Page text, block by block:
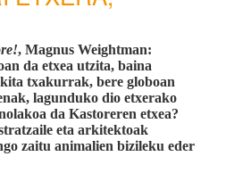
, Magnus Weightman:
da etxea utzita, baina
txakurrak, bere globoan
lagunduko dio etxerako
da Kastoreren etxea?
eta arkitektoak
zaitu animalien bizileku eder